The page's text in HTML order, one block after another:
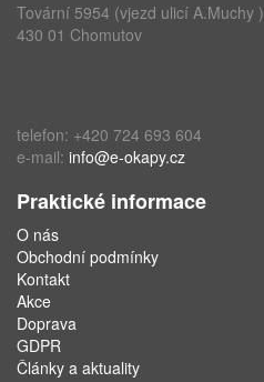
Tovární 5954 (vjezd ulicí A.Muchy )
430 01 Chomutov
telefon: +420 724 693 604
e-mail: info@e-okapy.cz
Praktické informace
O nás
Obchodní podmínky
Kontakt
Akce
Doprava
GDPR
Články a aktuality